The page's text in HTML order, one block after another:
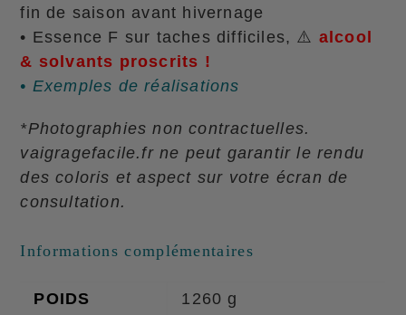
fin de saison avant hivernage
• Essence F sur taches difficiles, ⚠️ alcool
& solvants proscrits !
• Exemples de réalisations
*Photographies non contractuelles.
vaigragefacile.fr ne peut garantir le rendu
des coloris et aspect sur votre écran de
consultation.
Informations complémentaires
POIDS
1260 g